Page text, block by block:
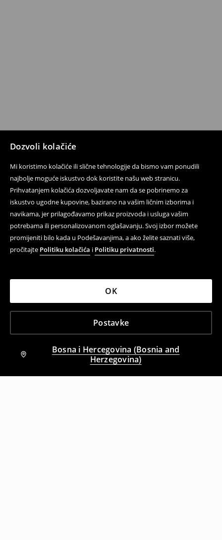
Dozvoli kolačiće
Mi koristimo kolačiće ili slične tehnologije da bismo vam ponudili
najbolje moguće iskustvo dok koristite našu web stranicu.
Prihvatanjem kolačića dozvoljavate nam da se pobrinemo za
iskustvo ugodne kupovine, bazirano na vašim ličnim izborima i
navikama, jer prilagođavamo prikaz proizvoda i usluga vašim
potrebama ili personalizovanom oglašavanju. Svoj izbor možete
promijeniti bilo kada u Podešavanjima, a ako želite saznati više,
pročitajte Politiku kolačića i Politiku privatnosti.
Postavke
OK
Bosna i Hercegovina (Bosnia and
Herzegovina)